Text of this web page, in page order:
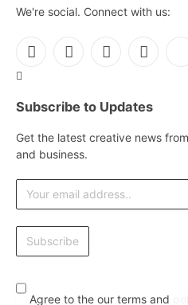
We're social. Connect with us:
Facebook
X
InstagramPinterest
Subscribe to Updates
Get the latest creative news
and business.
Agree to the our terms and